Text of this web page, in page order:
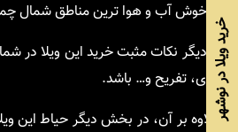
از خوش آب و هوا ترین مناطق شمال
از دیگر نکات مثبت خرید این ویلا
بازی، تفریح و… باشد.
علاوه بر آن، در بخش دیگر حیاط اینخرید ویلا در نوشهر